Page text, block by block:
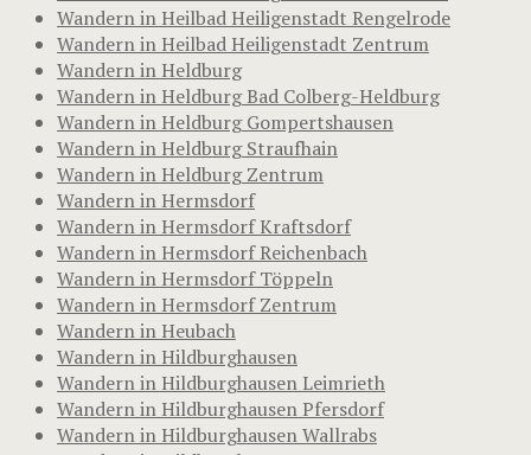
Wandern in Heilbad Heiligenstadt Rengelrode
Wandern in Heilbad Heiligenstadt Zentrum
Wandern in Heldburg
Wandern in Heldburg Bad Colberg-Heldburg
Wandern in Heldburg Gompertshausen
Wandern in Heldburg Straufhain
Wandern in Heldburg Zentrum
Wandern in Hermsdorf
Wandern in Hermsdorf Kraftsdorf
Wandern in Hermsdorf Reichenbach
Wandern in Hermsdorf Töppeln
Wandern in Hermsdorf Zentrum
Wandern in Heubach
Wandern in Hildburghausen
Wandern in Hildburghausen Leimrieth
Wandern in Hildburghausen Pfersdorf
Wandern in Hildburghausen Wallrabs